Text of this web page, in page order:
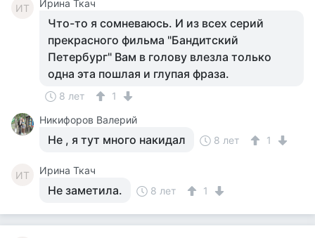
ИТ Ирина Ткач
Что-то я сомневаюсь. И из всех серий
прекрасного фильма "Бандитский
Петербург" Вам в голову влезла только
одна эта пошлая и глупая фраза.
8 лет
1
Никифоров Валерий
Не , я тут много накидал 8 лет 1
ИТ Ирина Ткач
Не заметила. 8 лет 1